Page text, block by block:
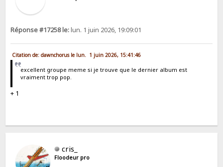
Réponse #17258 le:lun. 1 juin 2026, 19:09:01
Citation de: dawnchorus le lun. 1 juin 2026, 15:41:46
excellent groupe meme si je trouve que le dernier album est
vraiment trop pop.
+ 1
cris_
Floodeur pro